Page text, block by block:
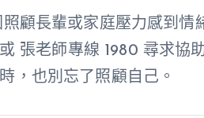
顧長輩或家庭壓力感到情
張老師專線 1980 尋求協
，也別忘了照顧自己。